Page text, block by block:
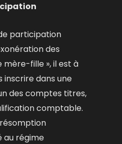
participation
des
mère-fille », il est à
inscrire dans une
des comptes titres,
comptable.
au régime